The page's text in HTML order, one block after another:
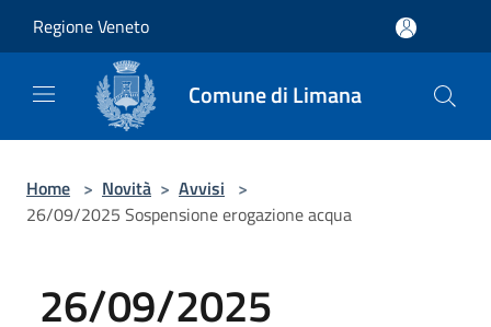
Regione Veneto
Comune di Limana
Home > Novità > Avvisi >
26/09/2025 Sospensione erogazione acqua
26/09/2025